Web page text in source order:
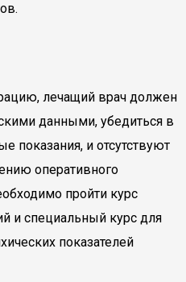
лечащий врач должен
данными, убедиться в
показания, и отсутствуют
оперативного
пройти курс
и специальный курс для
показателей